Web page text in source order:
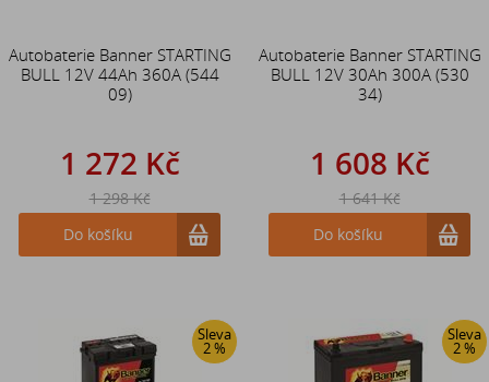
Autobaterie Banner STARTING
BULL 12V 44Ah 360A (544
09)
1 272 Kč
1 298 Kč
Do košíku
Autobaterie Banner STARTING
BULL 12V 30Ah 300A (530
34)
1 608 Kč
1 641 Kč
Do košíku
Sleva
2 %
Sleva
2 %